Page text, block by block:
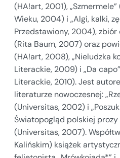
(HA!art, 2001),
Wieku, 2004) i „Algi, kalki,
Przedstawiony, 2004), zbiór
(Rita Baum, 2007) oraz
(HA!art, 2008), „Nieludzka
Literackie, 2009) i „Da
Literackie, 2010). Jest
literaturze nowoczesnej:
(Universitas, 2002) i
Światopogląd polskiej
(Universitas, 2007).
Kalińskim) książek